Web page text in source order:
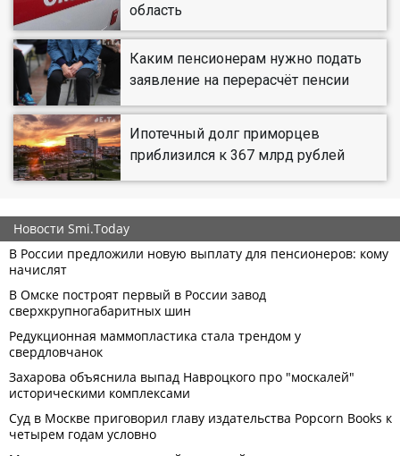
область
Каким пенсионерам нужно подать
заявление на перерасчёт пенсии
Ипотечный долг приморцев
приблизился к 367 млрд рублей